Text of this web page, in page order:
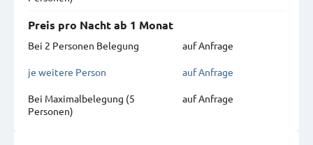
Preis pro Nacht ab 1 Monat
Bei 2 Personen Belegung
auf Anfrage
je weitere Person auf Anfrage
Bei Maximal­belegung (5
Personen)
auf Anfrage